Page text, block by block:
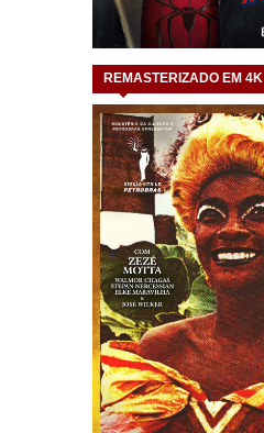
REMASTERIZADO EM 4K